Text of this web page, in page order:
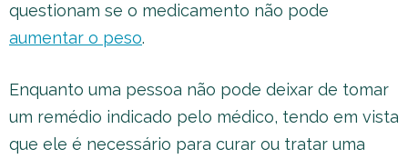
questionam se o medicamento não pode
aumentar o peso.
Enquanto uma pessoa não pode deixar de tomar
um remédio indicado pelo médico, tendo em vista
que ele é necessário para curar ou tratar uma